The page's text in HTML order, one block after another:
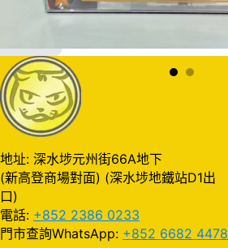
地址: 深水埗元州街66A地下
(新高登商場對面) (深水埗地鐵站D1出
口)
電話: +852 2386 0233
門市查詢WhatsApp: +852 6682 4478